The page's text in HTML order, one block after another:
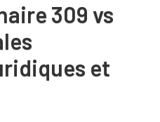
309 vs
et